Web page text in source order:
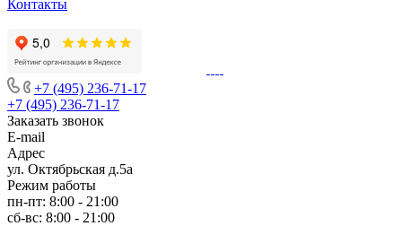
Контакты
+7 (495) 236-71-17
+7 (495) 236-71-17
Заказать звонок
E-mail
Адрес
ул. Октябрьская д.5а
Режим работы
пн-пт: 8:00 - 21:00
сб-вс: 8:00 - 21:00